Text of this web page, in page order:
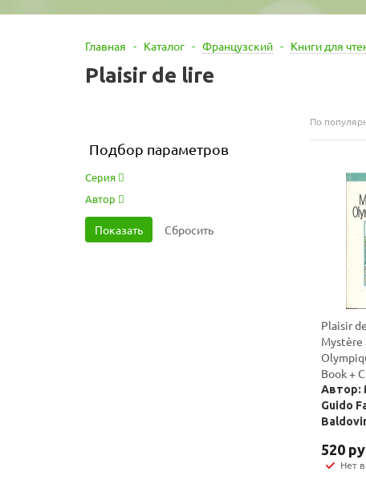
Главная - Каталог - Французский - Книги для
Plaisir de lire
Подбор параметров
Серия
Автор
По
Plaisir
Mystère
Book +
Автор:
Guido
520
Нет